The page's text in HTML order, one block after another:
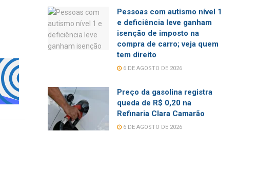
Pessoas com autismo nível 1
e deficiência leve ganham
isenção de imposto na
compra de carro; veja quem
tem direito
6 DE AGOSTO DE 2026
Preço da gasolina registra
queda de R$ 0,20 na
Refinaria Clara Camarão
6 DE AGOSTO DE 2026